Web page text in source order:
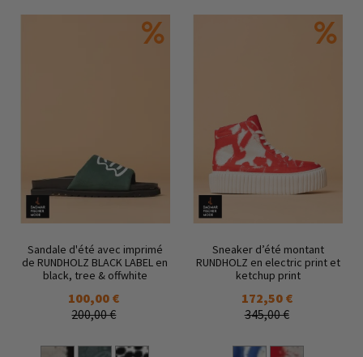
Sandale d'été avec imprimé
de RUNDHOLZ BLACK LABEL en
black, tree & offwhite
100,00 €
200,00 €
Sneaker d’été montant
RUNDHOLZ en electric print et
ketchup print
172,50 €
345,00 €